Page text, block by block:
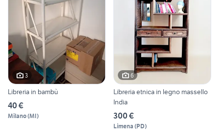
3
Libreria in bambù
40 €
Milano(MI)
6
Libreria etnica in legno massello
India
300 €
Limena (PD)